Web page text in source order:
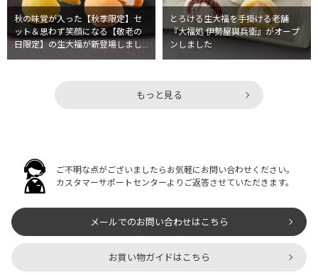
秋の味覚が入った【秋季限定】セ
ット＆思わず笑顔になる【敬老の
日限定】の生大福が新登場しまし
た♪
とろける生大福を手掛ける老舗
『大福処 伊勢屋與兵衛』がオープ
ンしました
もっと見る
ご不明な点がございましたらお気軽にお問い合わせください。
カスタマーサポートセンターよりご返答させていただきます。
メールでのお問い合わせはこちら
お買い物ガイドはこちら